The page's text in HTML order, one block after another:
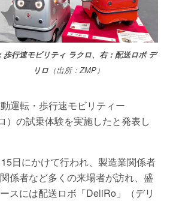
歩行速モビリティ ラクロ、右：配送ロボ デ
リロ（出所：ZMP）
運転・歩行速モビリティー
）の試乗体験を実施したと発表し
日にかけて行われ、製造業関係者
係者など多くの来場者が訪れ、盛
スには配送ロボ「DeliRo」（デリ